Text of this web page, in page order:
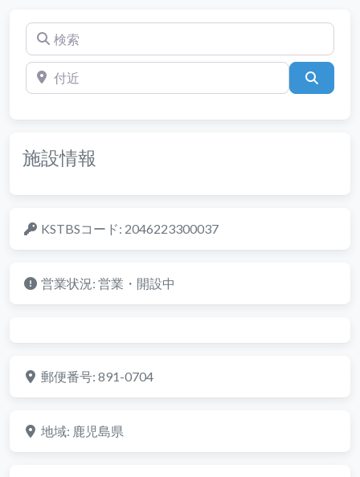
検索
付近
施設情報
KSTBSコード: 2046223300037
営業状況: 営業・開設中
郵便番号: 891-0704
地域: 鹿児島県